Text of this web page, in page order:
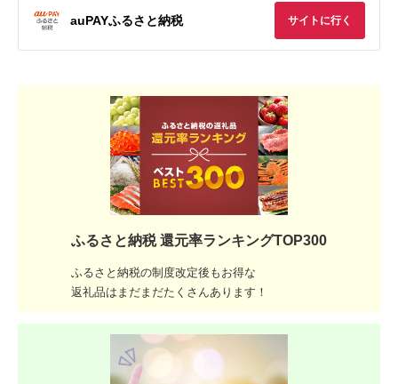
auPAYふるさと納税 サイトに行く
ふるさと納税 還元率ランキングTOP300
ふるさと納税の制度改定後もお得な
返礼品はまだまだたくさんあります！